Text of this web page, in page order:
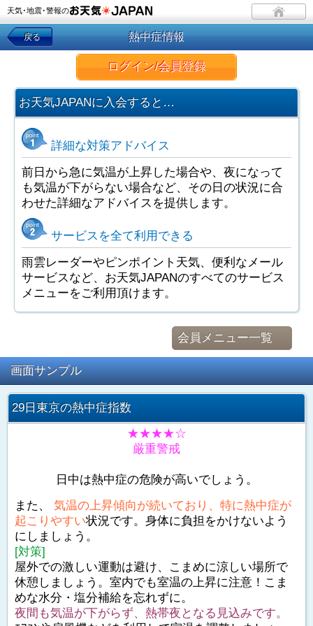
天気･地震･警報の
戻る 熱中症情報
ログイン/会員登録
お天気JAPANに入会すると…
詳細な対策アドバイス
前日から急に気温が上昇した場合や、夜になって
も気温が下がらない場合など、その日の状況に合
わせた詳細なアドバイスを提供します。
サービスを全て利用できる
雨雲レーダーやピンポイント天気、便利なメール
サービスなど、お天気JAPANのすべてのサービス
メニューをご利用頂けます。
会員メニュー一覧
画面サンプル
29日東京の熱中症指数
★★★★☆
厳重警戒
日中は熱中症の危険が高いでしょう。
また、 気温の上昇傾向が続いており、特に熱中症が
起こりやすい状況です。身体に負担をかけないよう
にしましょう。
[対策]
屋外での激しい運動は避け、こまめに涼しい場所で
休憩しましょう。室内でも室温の上昇に注意！こま
めな水分・塩分補給を忘れずに。
夜間も気温が下がらず、熱帯夜となる見込みです。